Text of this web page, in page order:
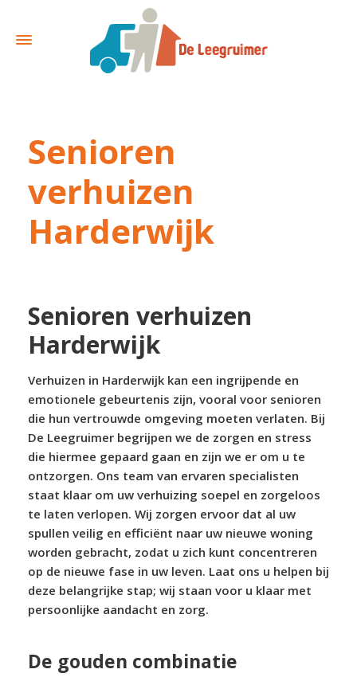
Senioren
verhuizen
Harderwijk
Senioren verhuizen
Harderwijk
Verhuizen in Harderwijk kan een ingrijpende en
emotionele gebeurtenis zijn, vooral voor senioren
die hun vertrouwde omgeving moeten verlaten. Bij
De Leegruimer begrijpen we de zorgen en stress
die hiermee gepaard gaan en zijn we er om u te
ontzorgen. Ons team van ervaren specialisten
staat klaar om uw verhuizing soepel en zorgeloos
te laten verlopen. Wij zorgen ervoor dat al uw
spullen veilig en efficiënt naar uw nieuwe woning
worden gebracht, zodat u zich kunt concentreren
op de nieuwe fase in uw leven. Laat ons u helpen bij
deze belangrijke stap; wij staan voor u klaar met
persoonlijke aandacht en zorg.
De gouden combinatie